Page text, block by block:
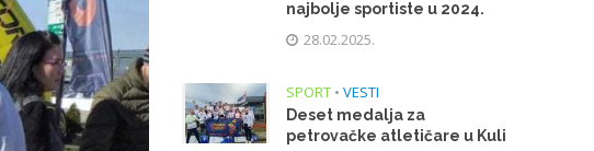
najbolje sportiste u 2024.
28.02.2025.
SPORT • VESTI
Deset medalja za
petrovačke atletičare u Kuli